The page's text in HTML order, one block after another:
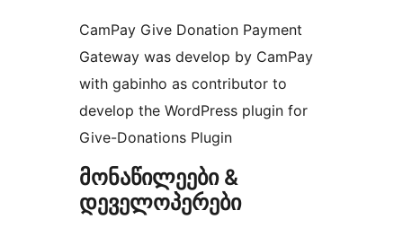
CamPay Give Donation Payment
Gateway was develop by CamPay
with gabinho as contributor to
develop the WordPress plugin for
Give-Donations Plugin
მონაწილეები &
დეველოპერები